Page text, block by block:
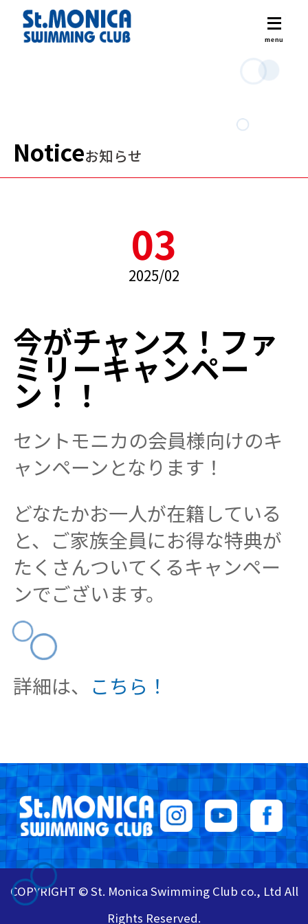
Noticeお知らせ
03
2025/02
今がチャンス！ファ
ミリーキャンペー
ン！！
セントモニカの会員様向けのキ
ャンペーンとなります！
どなたかお一人が在籍している
と、ご家族全員にお得な特典が
たくさんついてくるキャンペー
ンでございます。
詳細は、 こちら！
COPYRIGHT © St. Monica Swimming Club co., Ltd All
Rights Reserved.